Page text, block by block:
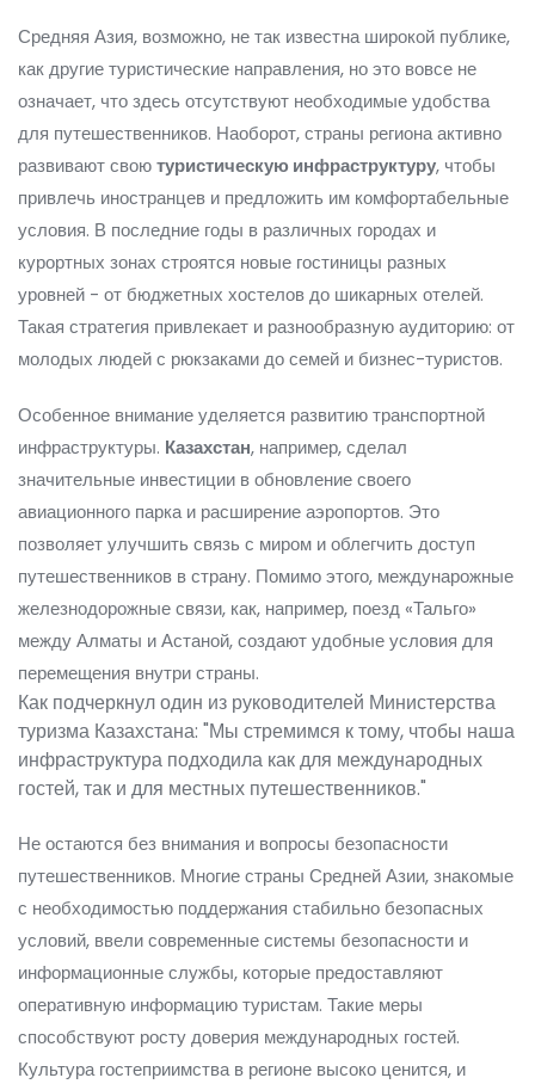
Средняя Азия, возможно, не так известна широкой публике,
как другие туристические направления, но это вовсе не
означает, что здесь отсутствуют необходимые удобства
для путешественников. Наоборот, страны региона активно
развивают своютуристическую инфраструктуру, чтобы
привлечь иностранцев и предложить им комфортабельные
условия. В последние годы в различных городах и
курортных зонах строятся новые гостиницы разных
уровней - от бюджетных хостелов до шикарных отелей.
Такая стратегия привлекает и разнообразную аудиторию: от
молодых людей с рюкзаками до семей и бизнес-туристов.
Особенное внимание уделяется развитию транспортной
инфраструктуры. Казахстан, например, сделал
значительные инвестиции в обновление своего
авиационного парка и расширение аэропортов. Это
позволяет улучшить связь с миром и облегчить доступ
путешественников в страну. Помимо этого, междунарожные
железнодорожные связи, как, например, поезд «Тальго»
между Алматы и Астаной, создают удобные условия для
перемещения внутри страны.
Как подчеркнул один из руководителей Министерства
туризма Казахстана: "Мы стремимся к тому, чтобы наша
инфраструктура подходила как для международных
гостей, так и для местных путешественников."
Не остаются без внимания и вопросы безопасности
путешественников. Многие страны Средней Азии, знакомые
с необходимостью поддержания стабильно безопасных
условий, ввели современные системы безопасности и
информационные службы, которые предоставляют
оперативную информацию туристам. Такие меры
способствуют росту доверия международных гостей.
Культура гостеприимства в регионе высоко ценится, и